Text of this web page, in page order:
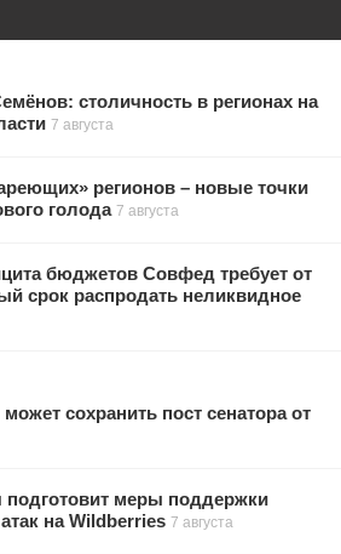
столичность в регионах на
7 августа
регионов – новые точки
голода 7 августа
бюджетов Совфед требует от
срок распродать неликвидное
сохранить пост сенатора от
подготовит меры поддержки
на Wildberries 7 августа